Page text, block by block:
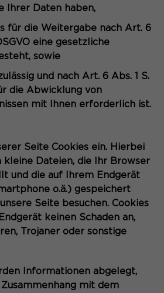
Ihrer Daten haben,
für die Weitergabe nach Art. 6
eine gesetzliche
sowie
und nach Art. 6 Abs. 1 S.
die Abwicklung von
mit Ihnen erforderlich ist.
Seite Cookies ein. Hierbei
kleine Dateien, die Ihr Browser
und die auf Ihrem Endgerät
o.ä.) gespeichert
Seite besuchen. Cookies
keinen Schaden an,
Trojaner oder sonstige
Informationen abgelegt,
mit dem